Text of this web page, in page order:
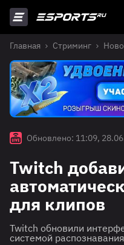
Главная Стриминг
Обновлено: 11:09,
Twitch
для клипов
Twitch обновили
системой